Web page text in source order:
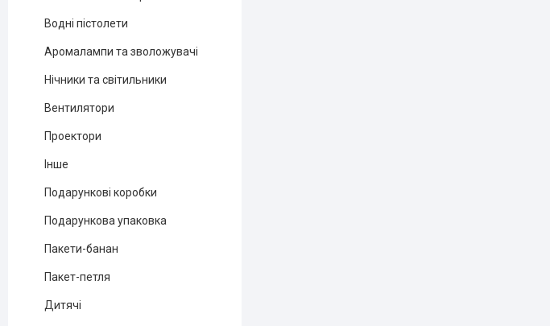
Водні пістолети
Аромалампи та зволожувачі
Нічники та світильники
Вентилятори
Проектори
Інше
Подарункові коробки
Подарункова упаковка
Пакети-банан
Пакет-петля
Дитячі